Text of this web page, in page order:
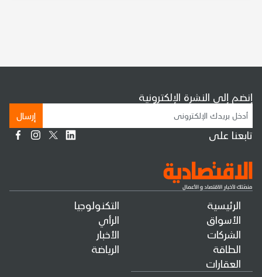
الرئيسية
الأسواق
الشركات
الطاقة
العقارات
التكنولوجيا
الرأي
الأخبار
الرياضة
إنضم إلى النشرة الإلكترونية
إرسال
تابعنا على